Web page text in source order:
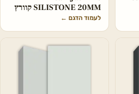
SILISTONE 20MM קוורץ
לעמוד הדגם ←